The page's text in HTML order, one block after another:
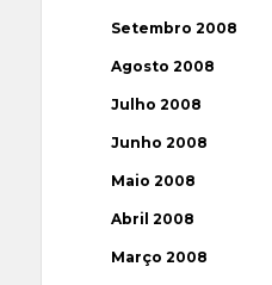
Setembro 2008
Agosto 2008
Julho 2008
Junho 2008
Maio 2008
Abril 2008
Março 2008